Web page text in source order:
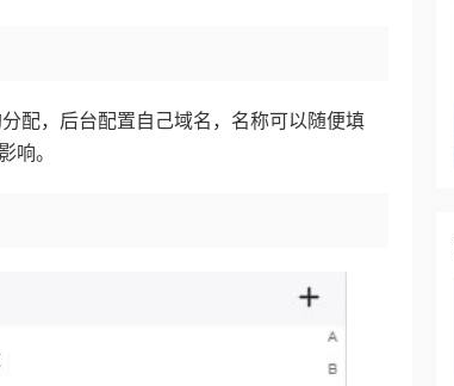
配，后台配置自己域名，名称可以随便填
响。